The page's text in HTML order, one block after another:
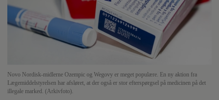
Novo Nordisk-midlerne Ozempic og Wegovy er meget populære. En ny aktion fra
Lægemiddelstyrelsen har afsløret, at der også er stor efterspørgsel på medicinen på det
illegale marked. (Arkivfoto).